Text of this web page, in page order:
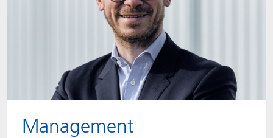
Management